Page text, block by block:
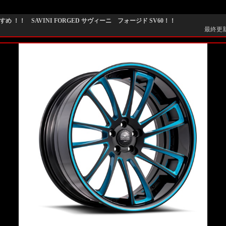
め ！！ SAVINI FORGED サヴィーニ フォージド SV60！！
最終更